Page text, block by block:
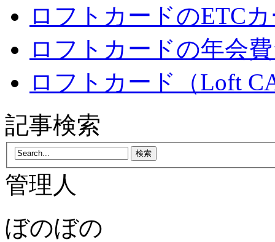
ロフトカードのETC
ロフトカードの年会
ロフトカード（Loft
記事検索
管理人
ぼのぼの